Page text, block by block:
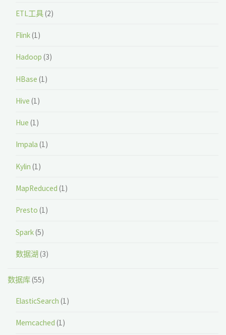
ETL工具(2)
Flink(1)
Hadoop (3)
HBase (1)
Hive (1)
Hue (1)
Impala (1)
Kylin (1)
MapReduced (1)
Presto (1)
Spark(5)
数据湖(3)
数据库(55)
ElasticSearch (1)
Memcached (1)